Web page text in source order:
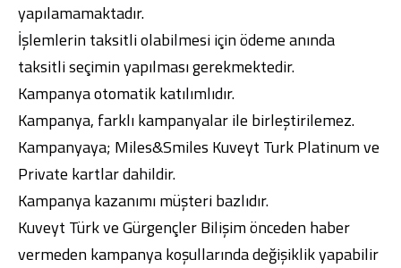
yapılamamaktadır.
İşlemlerin taksitli olabilmesi için ödeme anında
taksitli seçimin yapılması gerekmektedir.
Kampanya otomatik katılımlıdır.
Kampanya, farklı kampanyalar ile birleştirilemez.
Kampanyaya; Miles&Smiles Kuveyt Turk Platinum ve
Private kartlar dahildir.
Kampanya kazanımı müşteri bazlıdır.
Kuveyt Türk ve Gürgençler Bilişim önceden haber
vermeden kampanya koşullarında değişiklik yapabilir